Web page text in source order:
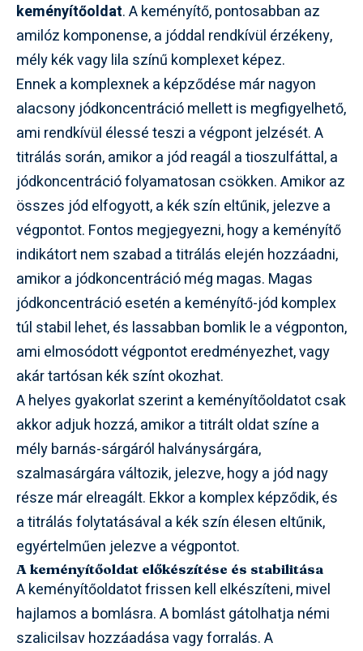
keményítőoldat. A keményítő, pontosabban az
amilóz komponense, a jóddal rendkívül érzékeny,
mély kék vagy lila színű komplexet képez.
Ennek a komplexnek a képződése már nagyon
alacsony jódkoncentráció mellett is megfigyelhető,
ami rendkívül élessé teszi a végpont jelzését. A
titrálás során, amikor a jód reagál a tioszulfáttal, a
jódkoncentráció folyamatosan csökken. Amikor az
összes jód elfogyott, a kék szín eltűnik, jelezve a
végpontot. Fontos megjegyezni, hogy a keményítő
indikátort nem szabad a titrálás elején hozzáadni,
amikor a jódkoncentráció még magas. Magas
jódkoncentráció esetén a keményítő-jód komplex
túl stabil lehet, és lassabban bomlik le a végponton,
ami elmosódott végpontot eredményezhet, vagy
akár tartósan kék színt okozhat.
A helyes gyakorlat szerint a keményítőoldatot csak
akkor adjuk hozzá, amikor a titrált oldat színe a
mély barnás-sárgáról halványsárgára,
szalmasárgára változik, jelezve, hogy a jód nagy
része már elreagált. Ekkor a komplex képződik, és
a titrálás folytatásával a kék szín élesen eltűnik,
egyértelműen jelezve a végpontot.
A keményítőoldat előkészítése és stabilitása
A keményítőoldatot frissen kell elkészíteni, mivel
hajlamos a bomlásra. A bomlást gátolhatja némi
szalicilsav hozzáadása vagy forralás. A